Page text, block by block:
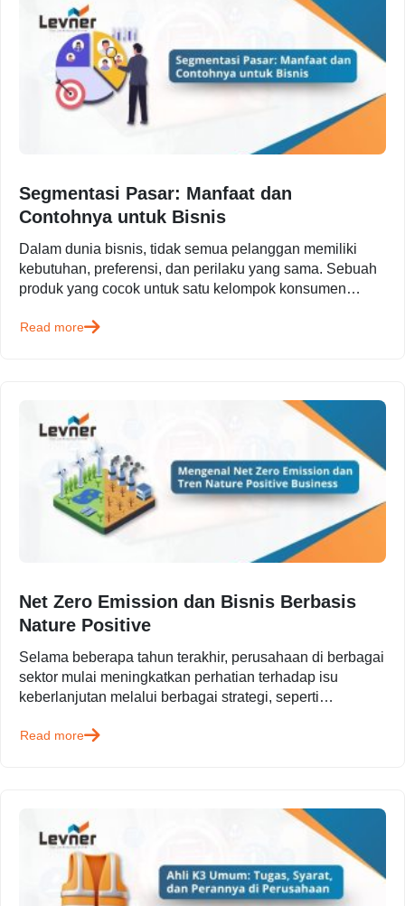
Segmentasi Pasar: Manfaat dan
Contohnya untuk Bisnis
Dalam dunia bisnis, tidak semua pelanggan memiliki
kebutuhan, preferensi, dan perilaku yang sama. Sebuah
produk yang cocok untuk satu kelompok konsumen
Read more
Net Zero Emission dan Bisnis Berbasis
Nature Positive
Selama beberapa tahun terakhir, perusahaan di berbagai
sektor mulai meningkatkan perhatian terhadap isu
keberlanjutan melalui berbagai strategi, seperti
pengelolaan…
Read more